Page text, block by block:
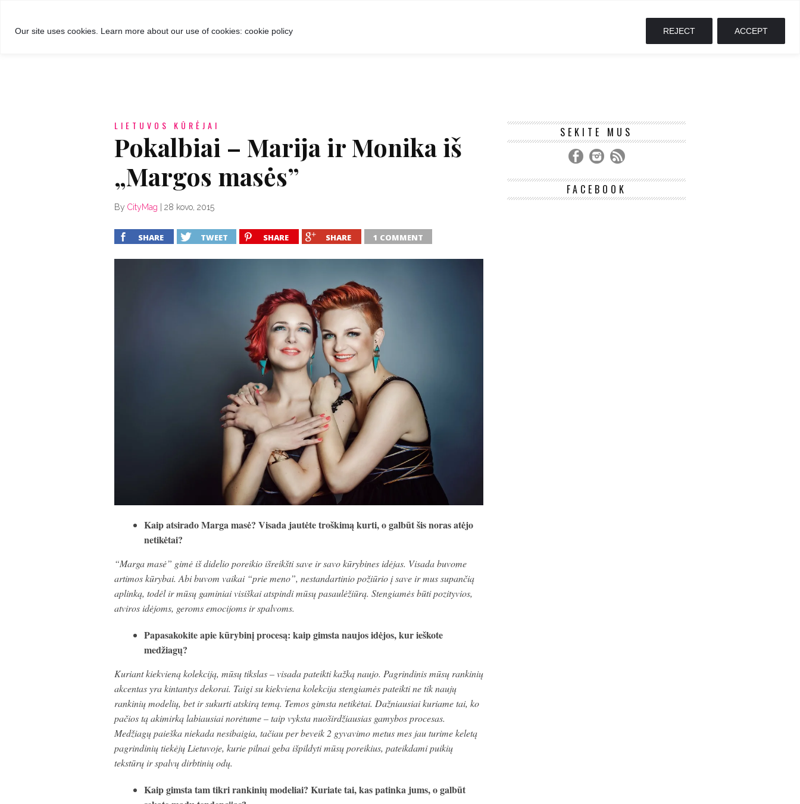
Our site uses cookies. Learn more about our use of cookies: cookie policy REJECT ACCEPT
LIETUVOS KŪRĖJAI
Pokalbiai – Marija ir Monika iš
„Margos masės”
By CityMag 28 kovo, 2015
SHARE TWEET SHARE SHARE 1 COMMENT
Kaip atsirado Marga masė? Visada jautėte troškimą kurti, o galbūt šis noras atėjo
netikėtai?
“Marga masė” gimė iš didelio poreikio išreikšti save ir savo kūrybines idėjas. Visada buvome
artimos kūrybai. Abi buvom vaikai “prie meno”, nestandartinio požiūrio į save ir mus supančią
aplinką, todėl ir mūsų gaminiai visiškai atspindi mūsų pasaulėžiūrą. Stengiamės būti pozityvios,
atviros idėjoms, geroms emocijoms ir spalvoms.
Papasakokite apie kūrybinį procesą: kaip gimsta naujos idėjos, kur ieškote
medžiagų?
Kuriant kiekvieną kolekciją, mūsų tikslas – visada pateikti kažką naujo. Pagrindinis mūsų rankinių
akcentas yra kintantys dekorai. Taigi su kiekviena kolekcija stengiamės pateikti ne tik naujų
rankinių modelių, bet ir sukurti atskirą temą. Temos gimsta netikėtai. Dažniausiai kuriame tai, ko
pačios tą akimirką labiausiai norėtume – taip vyksta nuoširdžiausias gamybos procesas.
Medžiagų paieška niekada nesibaigia, tačiau per beveik 2 gyvavimo metus mes jau turime keletą
pagrindinių tiekėjų Lietuvoje, kurie pilnai geba išpildyti mūsų poreikius, pateikdami puikių
tekstūrų ir spalvų dirbtinių odų.
Kaip gimsta tam tikri rankinių modeliai? Kuriate tai, kas patinka jums, o galbūt
SEKITE MUS
FACEBOOK